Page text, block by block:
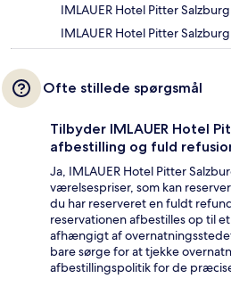
IMLAUER Hotel Pitter
IMLAUER Hotel Pitter
Ofte stillede spørgsmål
Tilbyder IMLAUER Hotel
afbestilling og fuld
Ja, IMLAUER Hotel Pitter
værelsespriser, som kan
du har reserveret en fuldt
reservationen afbestilles op til
afhængigt af
bare sørge for at tjekke
afbestillingspolitik for de